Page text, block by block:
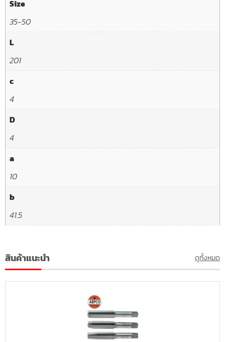
Size
35-50
L
201
c
4
D
4
a
10
b
41.5
สินค้าแนะนำ ดูทั้งหมด